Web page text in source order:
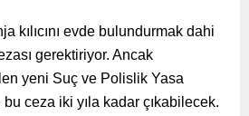
kılıcını evde bulundurmak dahi
gerektiriyor. Ancak
yeni Suç ve Polislik Yasa
bu ceza iki yıla kadar çıkabilecek.